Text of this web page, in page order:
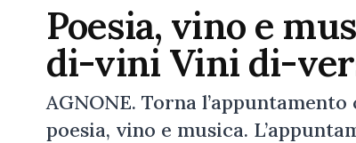
Poesia, vino e
di-vini Vini di-
AGNONE. Torna
poesia, vino e musica.